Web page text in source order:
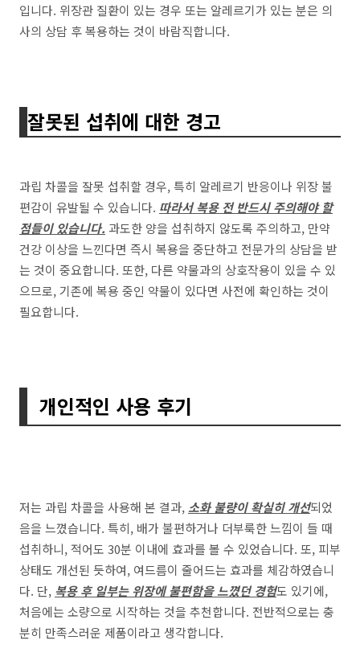
입니다. 위장관 질환이 있는 경우 또는 알레르기가 있는 분은 의
사의 상담 후 복용하는 것이 바람직합니다.
잘못된 섭취에 대한 경고
과립 차콜을 잘못 섭취할 경우, 특히 알레르기 반응이나 위장 불
편감이 유발될 수 있습니다. 따라서 복용 전 반드시 주의해야 할
점들이 있습니다. 과도한 양을 섭취하지 않도록 주의하고, 만약
건강 이상을 느낀다면 즉시 복용을 중단하고 전문가의 상담을 받
는 것이 중요합니다. 또한, 다른 약물과의 상호작용이 있을 수 있
으므로, 기존에 복용 중인 약물이 있다면 사전에 확인하는 것이
필요합니다.
개인적인 사용 후기
저는 과립 차콜을 사용해 본 결과, 소화 불량이 확실히 개선되었
음을 느꼈습니다. 특히, 배가 불편하거나 더부룩한 느낌이 들 때
섭취하니, 적어도 30분 이내에 효과를 볼 수 있었습니다. 또, 피부
상태도 개선된 듯하여, 여드름이 줄어드는 효과를 체감하였습니
다. 단, 복용 후 일부는 위장에 불편함을 느꼈던 경험도 있기에,
처음에는 소량으로 시작하는 것을 추천합니다. 전반적으로는 충
분히 만족스러운 제품이라고 생각합니다.